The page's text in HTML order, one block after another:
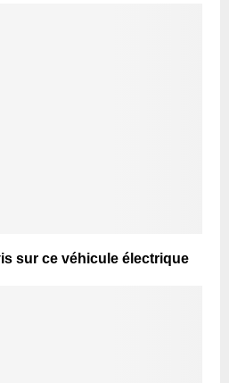
sur ce véhicule électrique